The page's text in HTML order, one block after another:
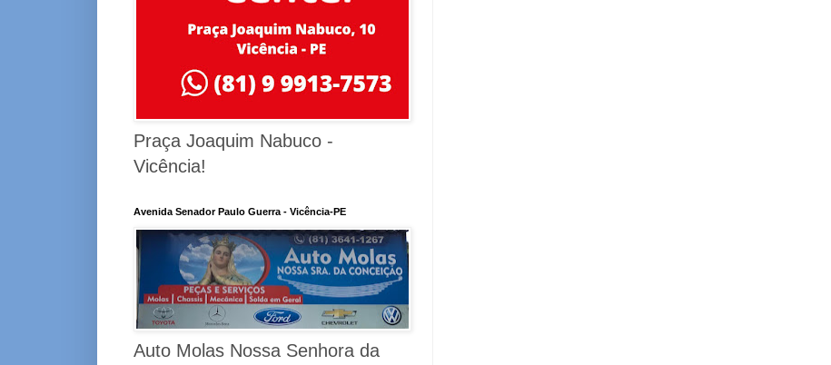
Praça Joaquim Nabuco -
Vicência!
Avenida Senador Paulo Guerra - Vicência-PE
Auto Molas Nossa Senhora da